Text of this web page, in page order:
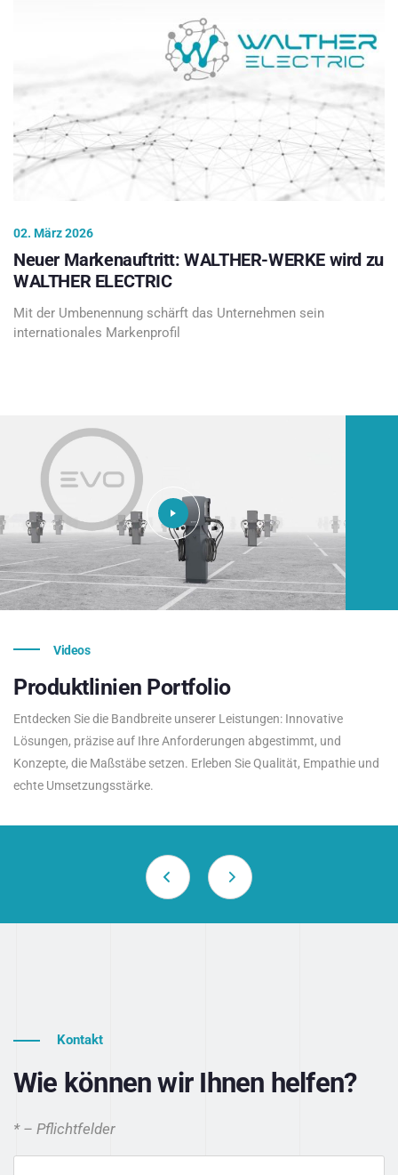
02. März 2026
Neuer Markenauftritt: WALTHER-WERKE wird zu
WALTHER ELECTRIC
Mit der Umbenennung schärft das Unternehmen sein
internationales Markenprofil
Videos
Produktlinien Portfolio
Entdecken Sie die Bandbreite unserer Leistungen: Innovative
Lösungen, präzise auf Ihre Anforderungen abgestimmt, und
Konzepte, die Maßstäbe setzen. Erleben Sie Qualität, Empathie und
echte Umsetzungsstärke.
Kontakt
Wie können wir Ihnen helfen?
* – Pflichtfelder